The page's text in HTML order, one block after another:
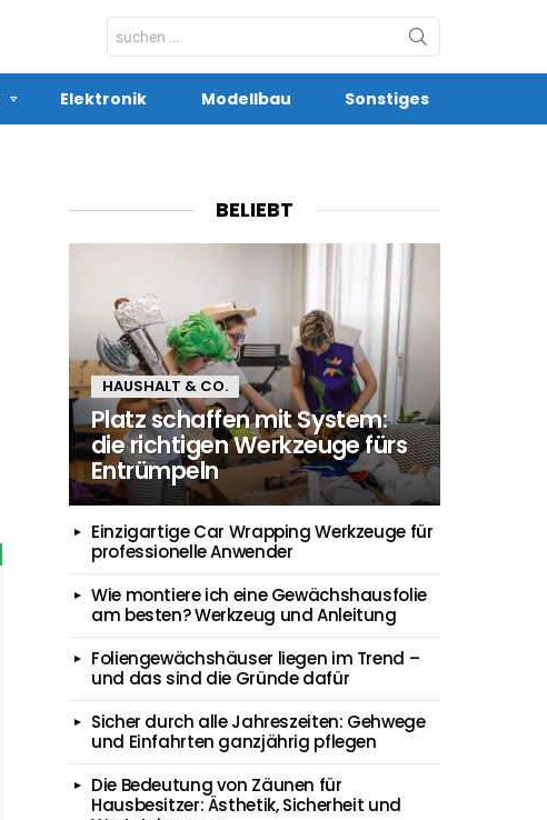
Search
for:
Elektronik Modellbau Sonstiges
BELIEBT
HAUSHALT & CO.
Platz schaffen mit System:
die richtigen Werkzeuge fürs
Entrümpeln
Einzigartige Car Wrapping Werkzeuge für
professionelle Anwender
Wie montiere ich eine Gewächshausfolie
am besten? Werkzeug und Anleitung
Foliengewächshäuser liegen im Trend –
und das sind die Gründe dafür
Sicher durch alle Jahreszeiten: Gehwege
und Einfahrten ganzjährig pflegen
Die Bedeutung von Zäunen für
Hausbesitzer: Ästhetik, Sicherheit und